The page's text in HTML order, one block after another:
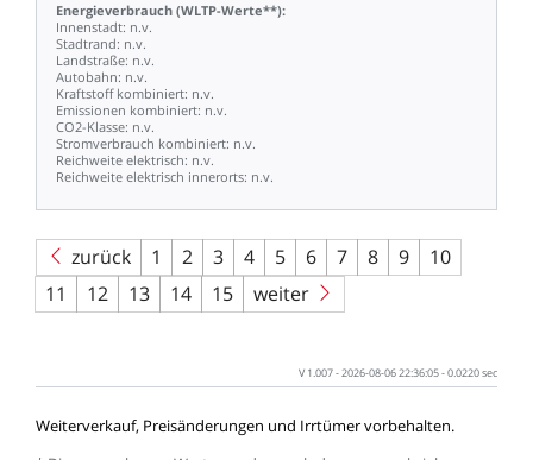
Energieverbrauch (WLTP-Werte**):
Innenstadt: n.v.
Stadtrand: n.v.
Landstraße: n.v.
Autobahn: n.v.
Kraftstoff kombiniert: n.v.
Emissionen kombiniert: n.v.
CO2-Klasse: n.v.
Stromverbrauch kombiniert: n.v.
Reichweite elektrisch: n.v.
Reichweite elektrisch innerorts: n.v.
zurück 1 2 3 4 5 6 7 8 9
10
11
12 13 14 15 weiter
V 1.007-2026-08-0622:36:05-0.0220sec
Weiterverkauf, Preisänderungen und Irrtümervorbehalten.